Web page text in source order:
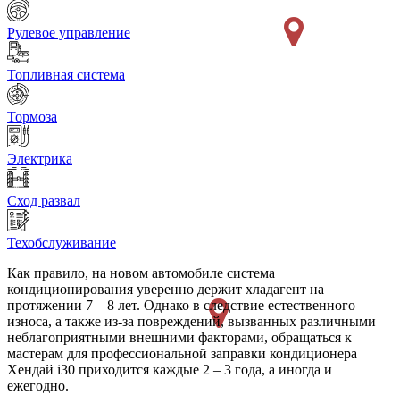
Рулевое управление
Топливная система
Тормоза
Электрика
Сход развал
Техобслуживание
Как правило, на новом автомобиле система
кондиционирования уверенно держит хладагент на
протяжении 7 – 8 лет. Однако в следствие естественного
износа, а также из-за повреждений, вызванных различными
неблагоприятными внешними факторами, обращаться к
мастерам для профессиональной заправки кондиционера
Хендай i30 приходится каждые 2 – 3 года, а иногда и
ежегодно.